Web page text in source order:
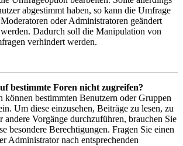
abgestimmt haben, so kann die Umfrage
oder Administratoren geändert
Dadurch soll die Manipulation von
verhindert werden.
bestimmte Foren nicht zugreifen?
können bestimmten Benutzern oder Gruppen
Um diese einzusehen, Beiträge zu lesen, zu
andere Vorgänge durchzuführen, brauchen Sie
besondere Berechtigungen. Fragen Sie einen
Administrator nach entsprechenden